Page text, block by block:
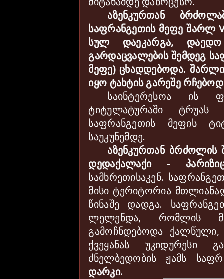
აზენკურთან
საფრანგეთის მეფე შარლ
სულ დაეკარგა,
გარდაცვალების შემდეგ
მეფე) ცხადდებოდა.
იყო ტახტის გარეშე
საინტერესოა ის
ტიტულატურაში ტრუას
საფრანგეთის მეფის
საუკუნემდე.
აზენკურთან ბრძოლის
დედაქალაქი -
სამხრეთისაკენ.
მისი ტერიტორია
წინაშე დადგა.
ლელენდა, რომლის
გამოჩნდებოდა
ქვეყანას უკიდურესი
ძნელბედობის ჟამს
დარკი.